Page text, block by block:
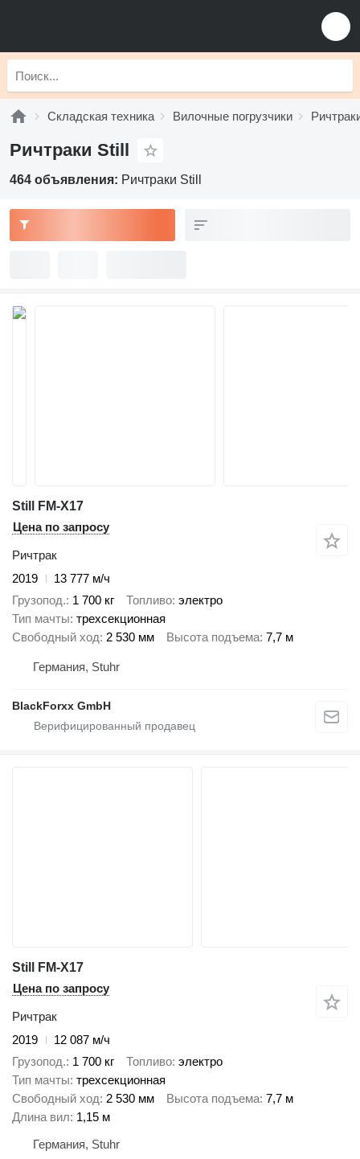
Складская техника Вилочные погрузчики
Ричтраки Still
464 объявления: Ричтраки Still
Still FM-X17
Цена по запросу
Ричтрак
2019
13 777 м/ч
Грузопод. 1 700 кг Топливо электро
Тип мачты трехсекционная
Свободный ход 2 530 мм Высота подъема 7,7 м
Германия, Stuhr
BlackForxx GmbH
Still FM-X17
Цена по запросу
Ричтрак
2019
12 087 м/ч
Грузопод. 1 700 кг Топливо электро
Тип мачты трехсекционная
Свободный ход 2 530 мм Высота подъема 7,7 м
Длина вил 1,15 м
Германия, Stuhr